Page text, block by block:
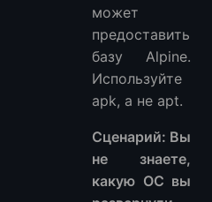
может
предоставить
базу Alpine.
Используйте
apk, а не apt.
Сценарий: Вы
не знаете,
какую ОС вы